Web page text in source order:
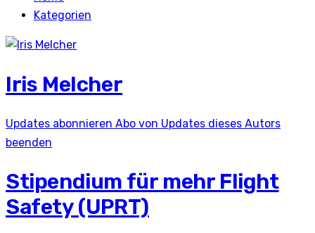
Kategorien
Iris Melcher
Updates abonnieren Abo von Updates dieses Autors
beenden
Stipendium für mehr Flight
Safety (UPRT)